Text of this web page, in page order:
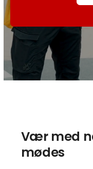
Vær med
mødes